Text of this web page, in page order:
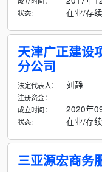
状态: 在业/存续
天津广正建设
分公司
法定代表人： 刘静
注册资金： -
成立时间： 2020年
状态: 在业/存续
三亚源宏商务